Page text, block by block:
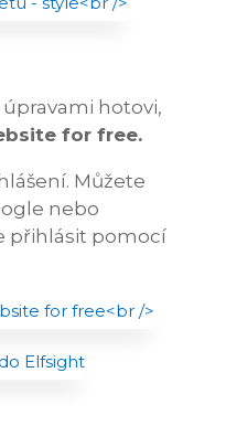
hotovi,
for free.
Můžete
nebo
přihlásit pomocí